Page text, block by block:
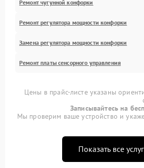
Ремонт чугунной конфорки
Ремонт регулятора мощности конфорки
Замена регулятора мощности конфорки
Ремонт платы сенсорного управления
Цены в прайс-листе указаны
Записывайтесь на
Мы проверим ваше устройство и
Показать все